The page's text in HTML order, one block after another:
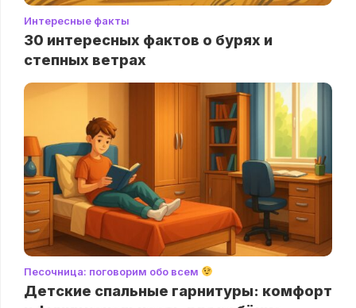
Интересные факты
30 интересных фактов о бурях и
степных ветрах
Песочница: поговорим обо всем
Детские спальные гарнитуры: комфорт